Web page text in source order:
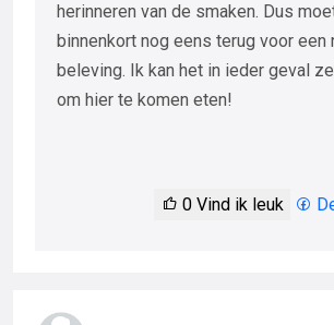
herinneren van de smaken. Dus
binnenkort nog eens terug voor een
beleving. Ik kan het in ieder geval
om hier te komen eten!
0 Vind ik leuk